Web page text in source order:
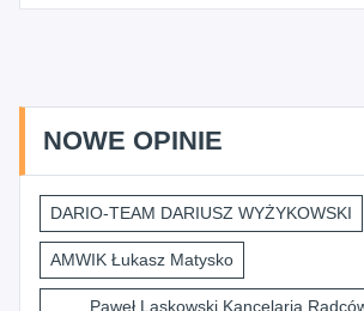
NOWE OPINIE
DARIO-TEAM DARIUSZ WYŻYKOWSKI
AMWIK Łukasz Matysko
Paweł Laskowski Kancelaria